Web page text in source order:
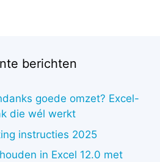
berichten
goede omzet? Excel-
die wél werkt
instructies 2025
in Excel 12.0 met